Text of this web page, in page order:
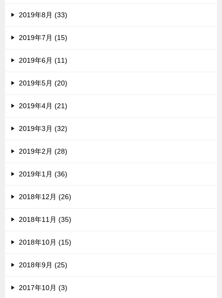
2019年8月 (33)
2019年7月 (15)
2019年6月 (11)
2019年5月 (20)
2019年4月 (21)
2019年3月 (32)
2019年2月 (28)
2019年1月 (36)
2018年12月 (26)
2018年11月 (35)
2018年10月 (15)
2018年9月 (25)
2017年10月 (3)